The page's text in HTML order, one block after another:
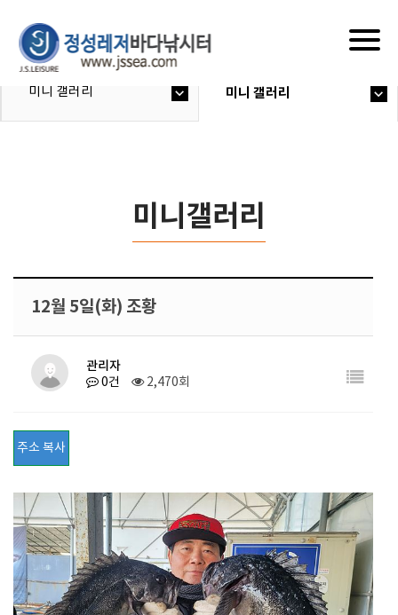
미니 갤러리 미니 갤러리
미니갤러리
12월 5일(화) 조황
관리자
0건 2,470회
주소 복사